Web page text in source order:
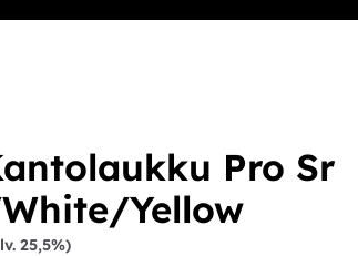
Pro Sr
Yellow
25,5%)